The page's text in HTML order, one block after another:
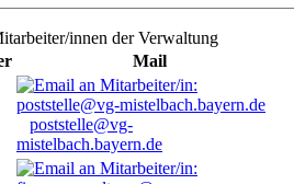
innen der Verwaltung
Mail
poststelle@vg-
mistelbach.bayern.de